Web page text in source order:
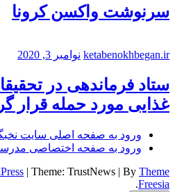
سرنوشت واکسن کرونا
ketabenokhbegan.ir نوامبر 3, 2020
ستاد فرماندهی در
غذایی مورد حمله قرار
ورود به صفحه اصلی سایت
ورود به صفحه اختصاصی
| Theme: TrustNews | By Theme
Freesia
.